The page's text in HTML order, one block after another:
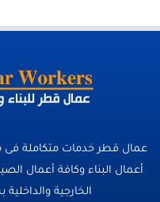
عمال قطر خدمات متكاملة
أعمال البناء وكافة أعمال
الخارجية